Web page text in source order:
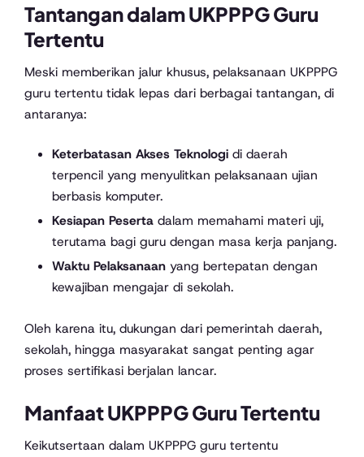
Tantangan dalam UKPPPG Guru
Tertentu
Meski memberikan jalur khusus, pelaksanaan UKPPPG
guru tertentu tidak lepas dari berbagai tantangan, di
antaranya:
Keterbatasan Akses Teknologidi daerah
terpencil yang menyulitkan pelaksanaan ujian
berbasis komputer.
Kesiapan Pesertadalam memahami materi uji,
terutama bagi guru dengan masa kerja panjang.
Waktu Pelaksanaanyang bertepatan dengan
kewajiban mengajar di sekolah.
Oleh karena itu, dukungan dari pemerintah daerah,
sekolah, hingga masyarakat sangat penting agar
proses sertifikasi berjalan lancar.
Manfaat UKPPPG Guru Tertentu
Keikutsertaan dalam UKPPPG guru tertentu